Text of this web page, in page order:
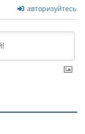
авторизуйтесь